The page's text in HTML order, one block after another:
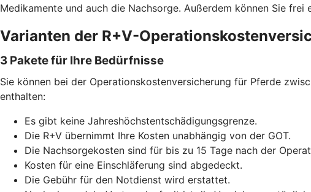
Medikamente und auch die Nachsorge. Außerdem können Sie
Varianten der R+V-
3 Pakete für Ihre Bedürfnisse
Sie können bei der Operationskostenversicherung für Pferde
enthalten:
Es gibt keine Jahreshöchstentschädigungsgrenze.
Die R+V übernimmt Ihre Kosten unabhängig von der GOT.
Die Nachsorgekosten sind für bis zu 15 Tage nach der
Kosten für eine Einschläferung sind abgedeckt.
Die Gebühr für den Notdienst wird erstattet.